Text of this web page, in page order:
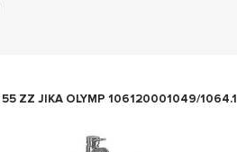
РАКОВИНА БЕЛАЯ 55 ZZ JIKA OLYMP 106120001049/1064.1